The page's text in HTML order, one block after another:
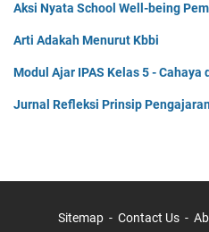
Aksi Nyata School Well-being
Arti Adakah Menurut Kbbi
Modul Ajar IPAS Kelas 5 - Cahaya
Jurnal Refleksi Prinsip
Sitemap Contact Us